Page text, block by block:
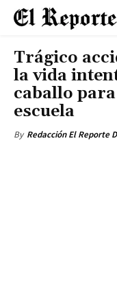
Trágico
la vida
caballo
escuela
By Redacción El Reporte